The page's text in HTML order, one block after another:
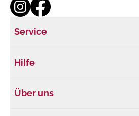
Service
Hilfe
Über uns